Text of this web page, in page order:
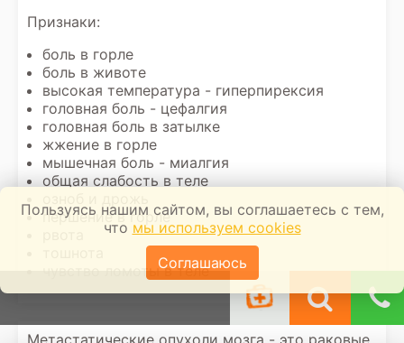
Признаки:
боль в горле
боль в животе
высокая температура - гиперпирексия
головная боль - цефалгия
головная боль в затылке
жжение в горле
мышечная боль - миалгия
общая слабость в теле
першение в горле
чувство ломоты в теле
Метастатические опухоли мозга - это раковые
Пользуясь нашим сайтом, вы соглашаетесь с тем,
что мы используем cookies
Соглашаюсь